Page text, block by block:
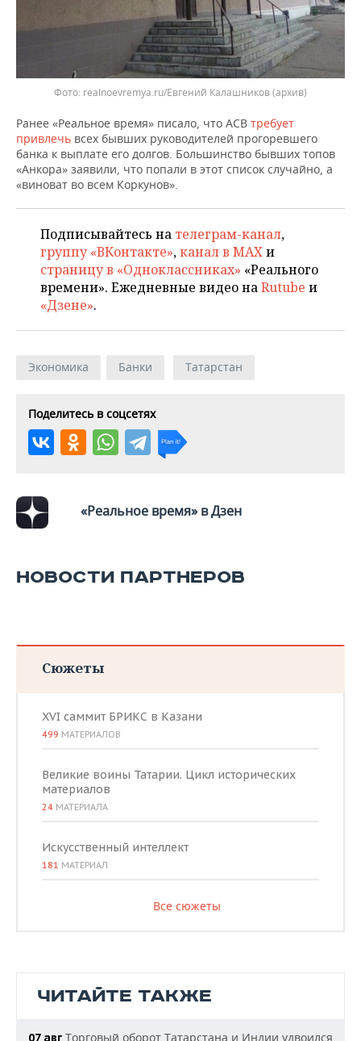
realnoevremya.ru/Евгений Калашников(архив)
Ранее «Реальное время» писало, что АСВ требует
привлечь всех бывших руководителей прогоревшего
банка к выплате его долгов. Большинство бывших топов
«Анкора» заявили, что попали в этот список случайно, а
«виноват во всем Коркунов».
Подписывайтесь на телеграм-канал,
группу «ВКонтакте»,канал в MAXи
страницу в «Одноклассниках» «Реального
времени». Ежедневные видео наRutube и
«Дзене».
Экономика Банки Татарстан
Поделитесь в соцсетях
«Реальное время» в Дзен
НОВОСТИ ПАРТНЕРОВ
Сюжеты
XVI саммит БРИКС в Казани
499 МАТЕРИАЛОВ
Великие воины Татарии. Цикл исторических
материалов
24 МАТЕРИАЛА
Искусственный интеллект
181 МАТЕРИАЛ
Все сюжеты
ЧИТАЙТЕ ТАКЖЕ
07 авг Торговый оборот Татарстана и Индии удвоился